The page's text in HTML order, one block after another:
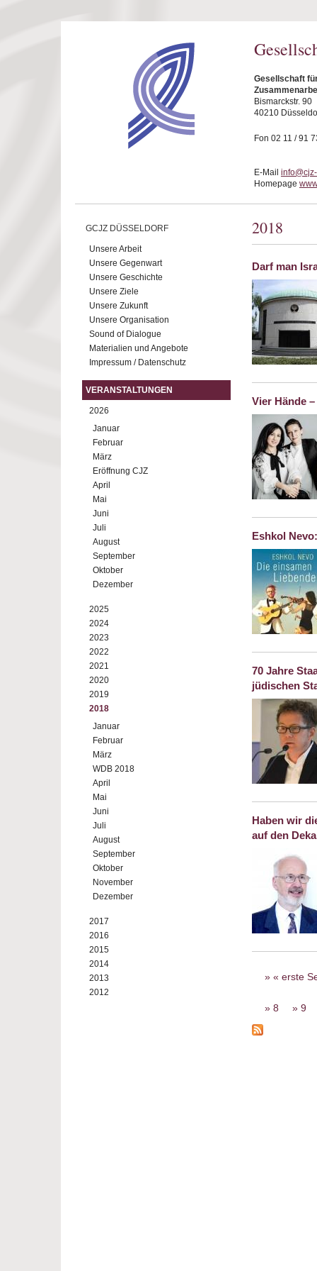
Gesellschaft
Bismarckstr. 90
40210
Fon 02 11 / 91
E-Mail
Homepage
GCJZ DÜSSELDORF
Unsere Arbeit
Unsere Gegenwart
Unsere Geschichte
Unsere Ziele
Unsere Zukunft
Unsere Organisation
Sound of Dialogue
Materialien und Angebote
Impressum / Datenschutz
VERANSTALTUNGEN
2026
Januar
Februar
März
Eröffnung CJZ
April
Mai
Juni
Juli
August
September
Oktober
Dezember
2025
2024
2023
2022
2021
2020
2019
2018
Januar
Februar
März
WDB 2018
April
Mai
Juni
Juli
August
September
Oktober
November
Dezember
2017
2016
2015
2014
2013
2012
2018
Darf man
Vier Hände
Eshkol
70 Jahre
jüdischen
Haben wir
auf den
Seiten
« erste
8 9